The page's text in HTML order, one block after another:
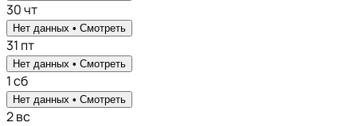
30чт
Нет данных • Смотреть
31 пт
Нет данных • Смотреть
1сб
Нет данных • Смотреть
2вс